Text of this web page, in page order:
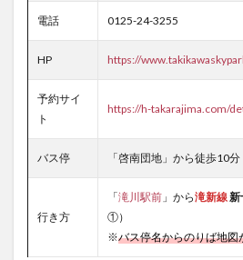
電話 0125-24-3255
HP https://
予約サイ
ト
https://h-takarajima.com/
バス停 「啓南団地」から徒歩10分
行き方
「滝川駅前 」から滝新線新
①）
※バス停名からのりば地図